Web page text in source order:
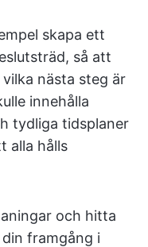
skapa ett
så att
nästa steg är
innehålla
tydliga tidsplaner
alla hålls
och hitta
framgång i